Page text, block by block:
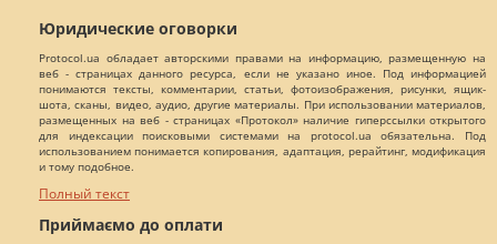
Юридические оговорки
Protocol.ua обладает авторскими правами на информацию, размещенную на
веб - страницах данного ресурса, если не указано иное. Под информацией
понимаются тексты, комментарии, статьи, фотоизображения, рисунки, ящик-
шота, сканы, видео, аудио, другие материалы. При использовании материалов,
размещенных на веб - страницах «Протокол» наличие гиперссылки открытого
для индексации поисковыми системами на protocol.ua обязательна. Под
использованием понимается копирования, адаптация, рерайтинг, модификация
и тому подобное.
Полный текст
Приймаємо до оплати